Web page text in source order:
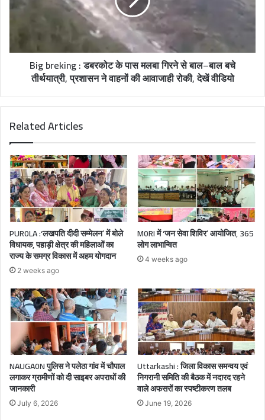
Big breking : डबरकोट के पास मलबा गिरने से बाल–बाल बचे
तीर्थयात्री, प्रशासन ने वाहनों की आवाजाही रोकी, देखें वीडियो
Related Articles
PUR0LA :‘लखपति दीदी सम्मेलन’ में बोले
विधायक, पहाड़ी क्षेत्र की महिलाओं का
राज्य के समग्र विकास में अहम योगदान
2 weeks ago
M0RI में ‘जन सेवा शिविर’ आयोजित, 365
लोग लाभान्वित
4 weeks ago
NAUGA0N पुलिस ने पलेठा गांव में चौपाल
लगाकर ग्रामीणों को दी साइबर अपराधों की
जानकारी
July 6, 2026
Uttarkashi : जिला विकास समन्वय एवं
निगरानी समिति की बैठक में नदारद रहने
वाले अफसरों का स्पष्टीकरण तलब
June 19, 2026